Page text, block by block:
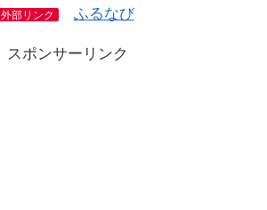
外部リンク ふるなび
スポンサーリンク